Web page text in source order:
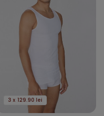
3 x 129.90 lei